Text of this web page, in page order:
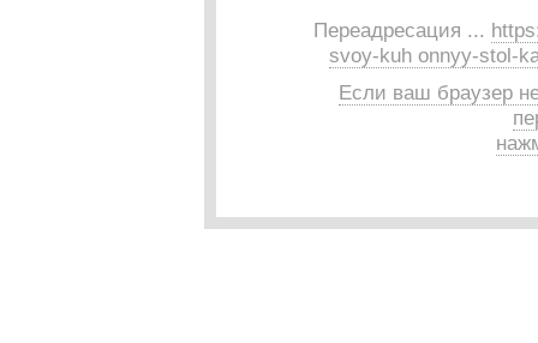
Переадресация ...
svoy-kuh onnyy-stol-
Если ваш браузер